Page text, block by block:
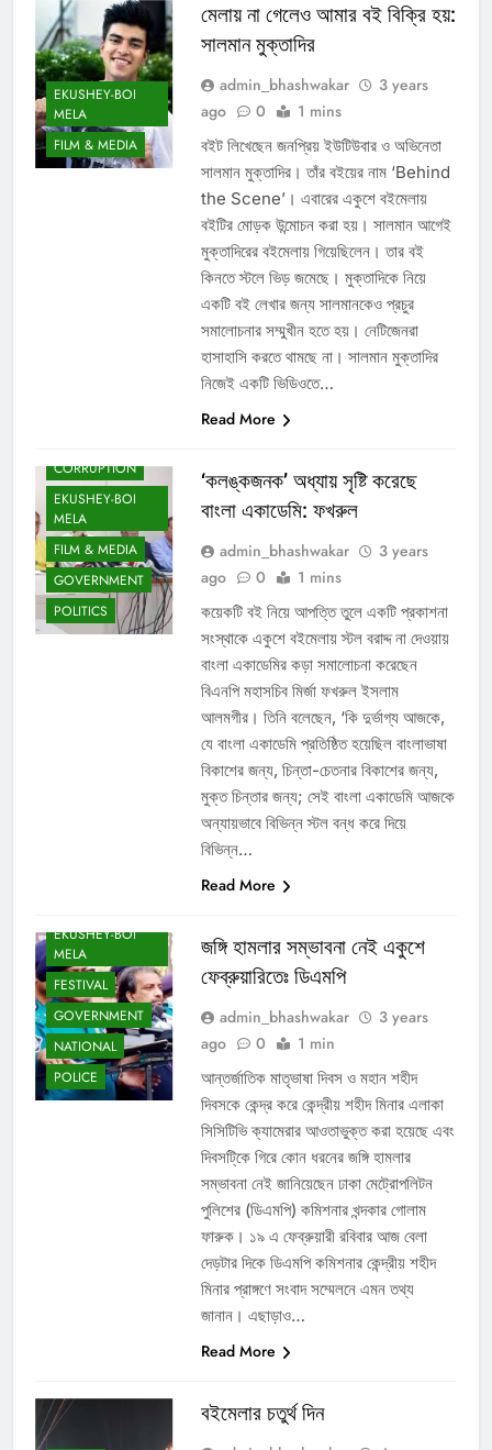
EKUSHEY-BOI
MELA
FILM & MEDIA
মেলায় না গেলেও আমার বই বিক্রি হয়:
সালমান মুক্তাদির
admin_bhashwakar
3 years
ago
0 1 mins
বইট লিখেছেন জনপ্রিয় ইউটিউবার ও অভিনেতা
সালমান মুক্তাদির। তাঁর বইয়ের নাম ‘Behind
the Scene’। এবারের একুশে বইমেলায়
বইটির মোড়ক উন্মোচন করা হয়। সালমান আগেই
মুক্তাদিরের বইমেলায় গিয়েছিলেন। তার বই
কিনতে স্টলে ভিড় জমেছে। মুক্তাদিকে নিয়ে
একটি বই লেখার জন্য সালমানকেও প্রচুর
সমালোচনার সম্মুখীন হতে হয়। নেটিজেনরা
হাসাহাসি করতে থামছে না। সালমান মুক্তাদির
নিজেই একটি ভিডিওতে…
Read More
CORRUPTION
EKUSHEY-BOI
MELA
FILM & MEDIA
GOVERNMENT
POLITICS
‘কলঙ্কজনক’ অধ্যায় সৃষ্টি করেছে
বাংলা একাডেমি: ফখরুল
admin_bhashwakar
3 years
ago
0 1 mins
কয়েকটি বই নিয়ে আপত্তি তুলে একটি প্রকাশনা
সংস্থাকে একুশে বইমেলায় স্টল বরাদ্দ না দেওয়ায়
বাংলা একাডেমির কড়া সমালোচনা করেছেন
বিএনপি মহাসচিব মির্জা ফখরুল ইসলাম
আলমগীর। তিনি বলেছেন, ‘কি দুর্ভাগ্য আজকে,
যে বাংলা একাডেমি প্রতিষ্ঠিত হয়েছিল বাংলাভাষা
বিকাশের জন্য, চিন্তা-চেতনার বিকাশের জন্য,
মুক্ত চিন্তার জন্য; সেই বাংলা একাডেমি আজকে
অন্যায়ভাবে বিভিন্ন স্টল বন্ধ করে দিয়ে
বিভিন্ন…
Read More
EKUSHEY-BOI
MELA
FESTIVAL
GOVERNMENT
NATIONAL
POLICE
জঙ্গি হামলার সম্ভাবনা নেই একুশে
ফেব্রুয়ারিতেঃ ডিএমপি
admin_bhashwakar
3 years
ago
0 1 min
আন্তর্জাতিক মাতৃভাষা দিবস ও মহান শহীদ
দিবসকে কেন্দ্র করে কেন্দ্রীয় শহীদ মিনার এলাকা
সিসিটিভি ক্যামেরার আওতাভুক্ত করা হয়েছে এবং
দিবসটি্কে গিরে কোন ধরনের জঙ্গি হামলার
সম্ভাবনা নেই জানিয়েছেন ঢাকা মেট্রোপলিটন
পুলিশের (ডিএমপি) কমিশনার খন্দকার গোলাম
ফারুক। ১৯ এ ফেব্রুয়ারী রবিবার আজ বেলা
দেড়টার দিকে ডিএমপি কমিশনার কেন্দ্রীয় শহীদ
মিনার প্রাঙ্গণে সংবাদ সম্মেলনে এমন তথ্য
জানান। এছাড়াও…
Read More
বইমেলার চতুর্থ দিন